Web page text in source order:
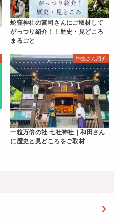
蛇窪神社の宮司さんにご取材して
がっつり紹介！！歴史・見どころ
まるごと
神主さん紹介
一粒万倍の社 七社神社｜和田さん
に歴史と見どころをご取材